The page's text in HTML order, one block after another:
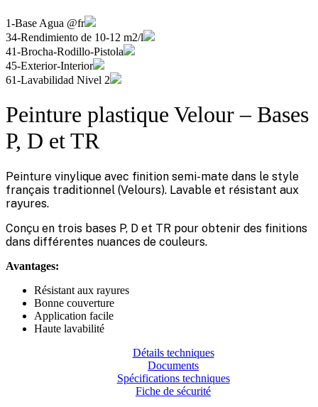
1-Base Agua @fr
34-Rendimiento de 10-12 m2/l
41-Brocha-Rodillo-Pistola
45-Exterior-Interior
61-Lavabilidad Nivel 2
Peinture plastique Velour – Bases
P, D et TR
Peinture vinylique avec finition semi-mate dans le style
français traditionnel (Velours). Lavable et résistant aux
rayures.
Conçu en trois bases P, D et TR pour obtenir des finitions
dans différentes nuances de couleurs.
Avantages:
Résistant aux rayures
Bonne couverture
Application facile
Haute lavabilité
Détails techniques
Documents
Spécifications techniques
Fiche de sécurité